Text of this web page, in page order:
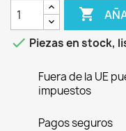

 Piezas en stock,
Fuera de la UE
impuestos
Pagos seguros